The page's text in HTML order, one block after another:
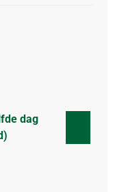
dag